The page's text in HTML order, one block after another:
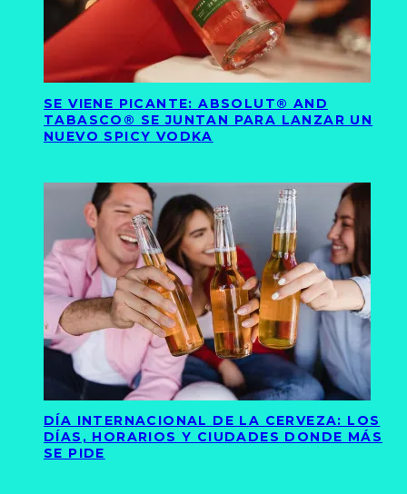
SE VIENE PICANTE: ABSOLUT® AND
TABASCO® SE JUNTAN PARA LANZAR UN
NUEVO SPICY VODKA
DÍA INTERNACIONAL DE LA CERVEZA: LOS
DÍAS, HORARIOS Y CIUDADES DONDE MÁS
SE PIDE